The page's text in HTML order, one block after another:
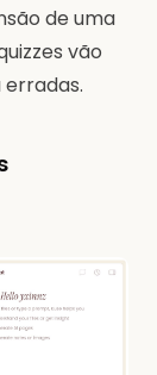
de uma
vão